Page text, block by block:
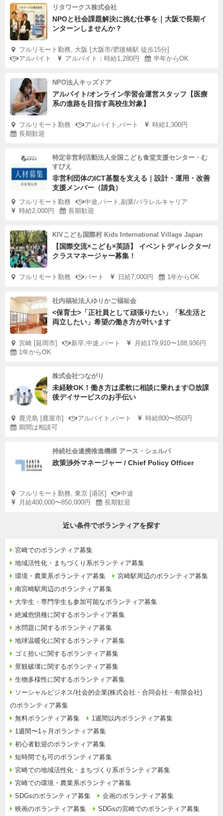
リタワークス株式会社
NPOと社会課題解決に挑む仕事を｜大阪で長期イ
ンターンしませんか？
フルリモート勤務, 大阪 [大阪市/肥後橋駅 徒歩15分]
アルバイト
アルバイト：時給1,280円 半年からOK
NPO法人キッズドア
アルバイト/オンライン学習会運営スタッフ【医療
系の進路を目指す高校生対象】
フルリモート勤務 アルバイト,パート
時給1,300円
長期歓迎
特定非営利活動法人全国こども食堂支援センター・む
すびえ
非営利団体のICT基盤を支える｜設計・運用・改善
支援メンバー（請負）
フルリモート勤務
中途,パート,副業/パラレルキャリア
時給2,000円
長期歓迎
KIVこども国際村 Kids International Village Japan
【国際交流×こども×英語】 イベントディレクター/
クラスマネージャー募集！
フルリモート勤務 パート 日給7,000円 1年からOK
社内福祉法人ゆりかご福祉会
<保育士>「正社員として頑張りたい」「私生活と
両立したい」希望の働き方が叶います
宮崎 [延岡市] 新卒,中途,パート
月給179,910〜188,936円
1年からOK
株式会社つながり
未経験OK！働き方は柔軟に相談に乗れます◎放課
後デイサービスのお手伝い
鹿児島 [鹿屋市] アルバイト,パート
時給800〜850円
期間は相談可
持続社会連携推進機構 アース・シェルパ
政策渉外マネージャー / Chief Policy Officer
フルリモート勤務, 東京 [港区]
中途
月給400,000〜850,000円
長期歓迎
近い条件でボランティアを探す
宮崎でのボランティア募集
地域活性化・まちづくり系ボランティア募集
環境・農業系ボランティア募集
宮崎駅周辺のボランティア募集
南宮崎駅周辺のボランティア募集
大学生・専門学生も参加可能なボランティア募集
絶滅危惧種に関するボランティア募集
水問題に関するボランティア募集
地球温暖化に関するボランティア募集
ゴミ拾いに関するボランティア募集
景観破壊に関するボランティア募集
生物多様性に関するボランティア募集
ソーシャルビジネス/社会的企業(株式会社・合同会社・有限会社)
のボランティア募集
無料ボランティア募集
1週間以内ボランティア募集
1週間〜1ヶ月ボランティア募集
初心者歓迎のボランティア募集
短時間でも可のボランティア募集
宮崎での地域活性化・まちづくり系ボランティア募集
宮崎での環境・農業系ボランティア募集
SDGsのボランティア募集
企画のボランティア募集
映画のボランティア募集
SDGsの宮崎でのボランティア募集